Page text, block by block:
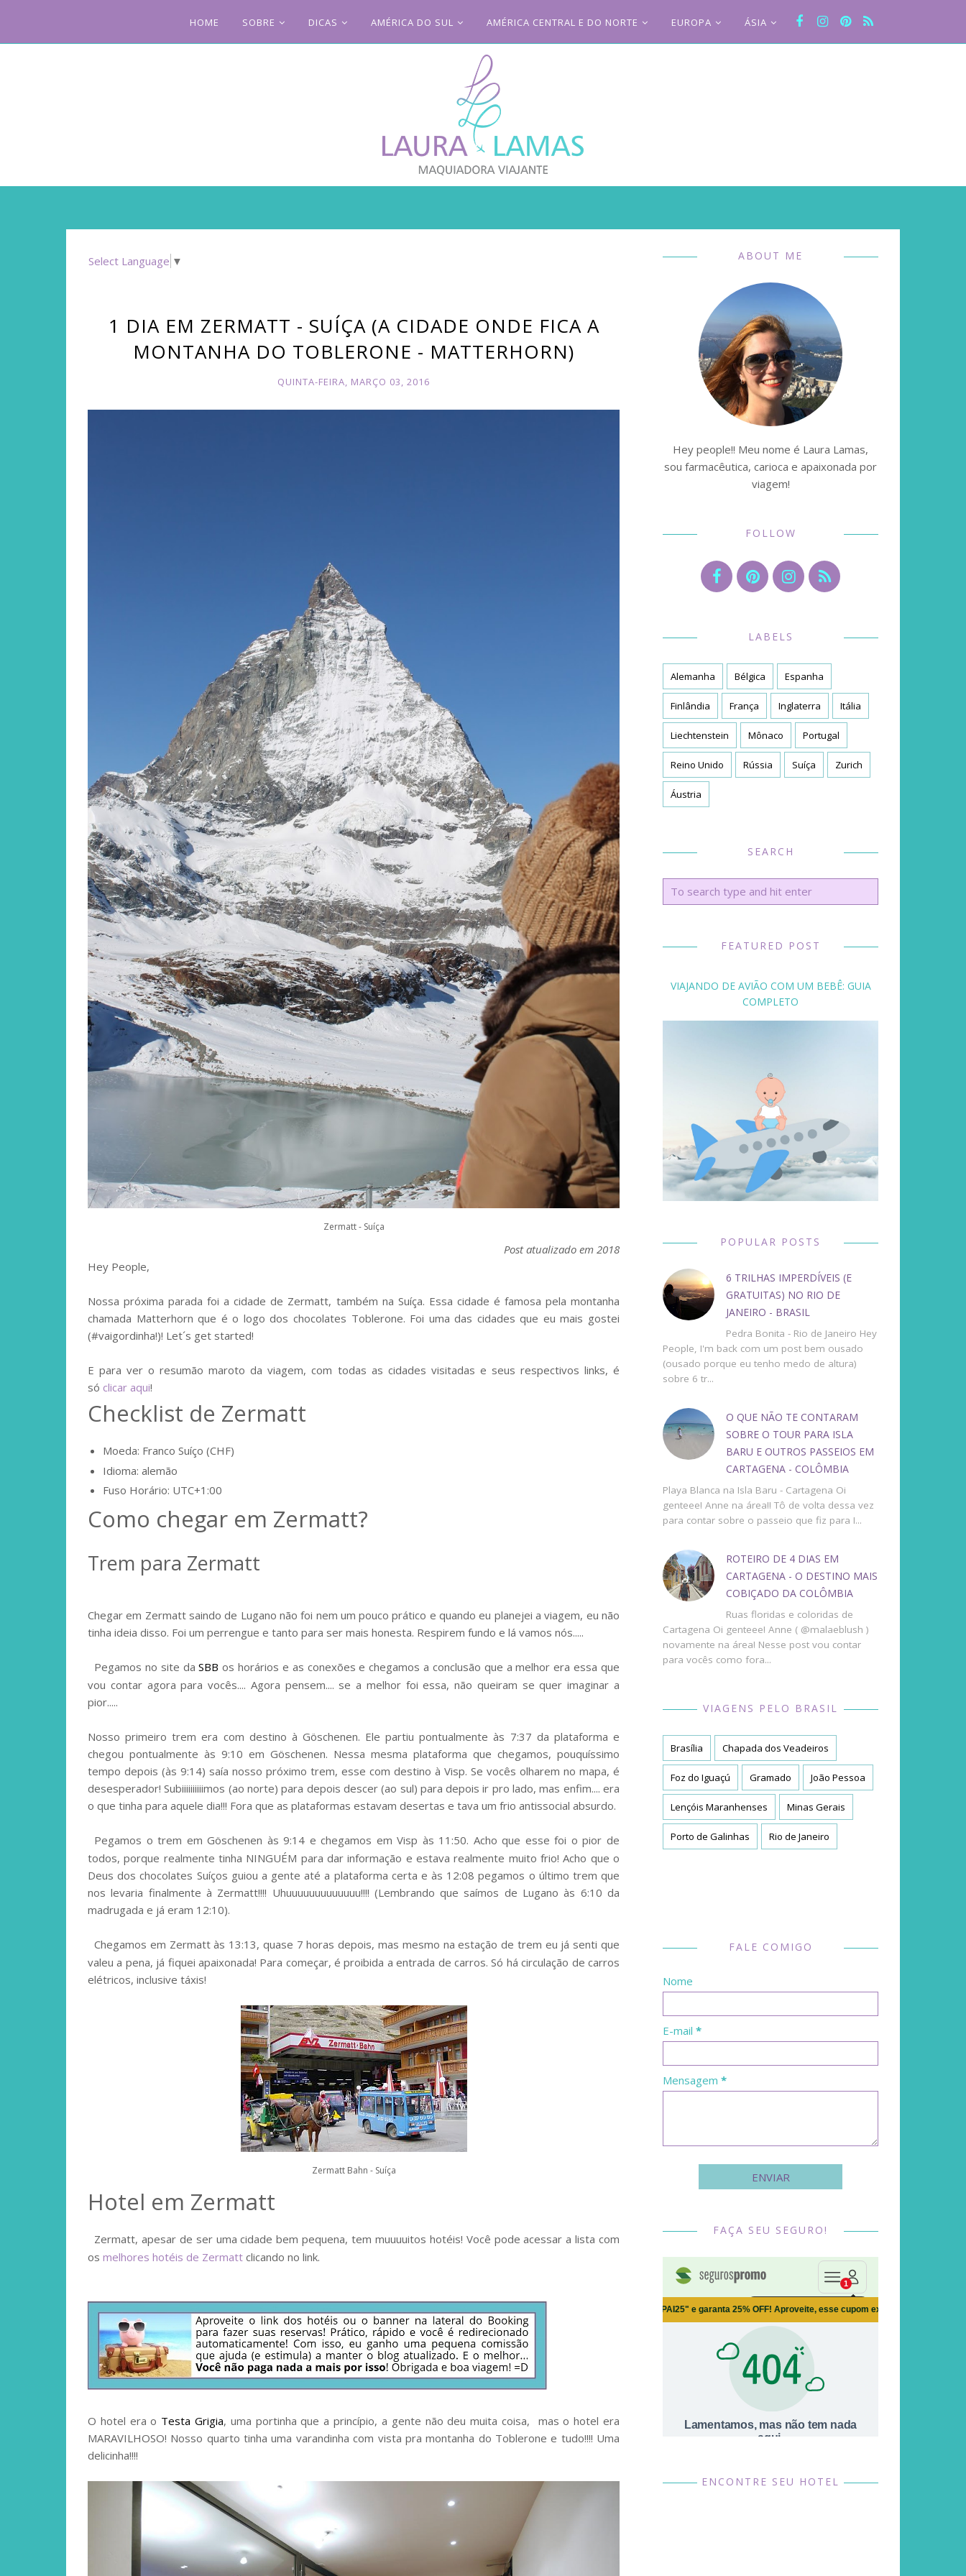
HOME SOBRE DICAS AMÉRICA DO SUL AMÉRICA CENTRAL E DO NORTE EUROPA ÁSIA
Select Language ▼
1 DIA EM ZERMATT - SUÍÇA (A CIDADE ONDE FICA A
MONTANHA DO TOBLERONE - MATTERHORN)
QUINTA-FEIRA, MARÇO 03, 2016
Zermatt - Suíça
Post atualizado em 2018
Hey People,
Nossa próxima parada foi a cidade de Zermatt, também na Suíça. Essa cidade é famosa pela montanha
chamada Matterhorn que é o logo dos chocolates Toblerone. Foi uma das cidades que eu mais gostei
(#vaigordinha!)! Let´s get started!
E para ver o resumão maroto da viagem, com todas as cidades visitadas e seus respectivos links, é
só clicar aqui!
Checklist de Zermatt
Moeda: Franco Suíço (CHF)
Idioma: alemão
Fuso Horário: UTC+1:00
Como chegar em Zermatt?
Trem para Zermatt
Chegar em Zermatt saindo de Lugano não foi nem um pouco prático e quando eu planejei a viagem, eu não
tinha ideia disso. Foi um perrengue e tanto para ser mais honesta. Respirem fundo e lá vamos nós.....
Pegamos no site daSBB os horários e as conexões e chegamos a conclusão que a melhor era essa que
vou contar agora para vocês.... Agora pensem.... se a melhor foi essa, não queiram se quer imaginar a
pior.....
Nosso primeiro trem era com destino à Göschenen. Ele partiu pontualmente às 7:37 da plataforma e
chegou pontualmente às 9:10 em Göschenen. Nessa mesma plataforma que chegamos, pouquíssimo
tempo depois (às 9:14) saía nosso próximo trem, esse com destino à Visp. Se vocês olharem no mapa, é
desesperador! Subiiiiiiiiiimos (ao norte) para depois descer (ao sul) para depois ir pro lado, mas enfim.... era
o que tinha para aquele dia!!! Fora que as plataformas estavam desertas e tava um frio antissocial absurdo.
Pegamos o trem em Göschenen às 9:14 e chegamos em Visp às 11:50. Acho que esse foi o pior de
todos, porque realmente tinha NINGUÉM para dar informação e estava realmente muito frio! Acho que o
Deus dos chocolates Suíços guiou a gente até a plataforma certa e às 12:08 pegamos o último trem que
nos levaria finalmente à Zermatt!!!! Uhuuuuuuuuuuuuu!!!! (Lembrando que saímos de Lugano às 6:10 da
madrugada e já eram 12:10).
Chegamos em Zermatt às 13:13, quase 7 horas depois, mas mesmo na estação de trem eu já senti que
valeu a pena, já fiquei apaixonada! Para começar, é proibida a entrada de carros. Só há circulação de carros
elétricos, inclusive táxis!
Zermatt Bahn - Suíça
Hotel em Zermatt
Zermatt, apesar de ser uma cidade bem pequena, tem muuuuitos hotéis! Você pode acessar a lista com
os melhores hotéis de Zermatt clicando no link.
O hotel era o Testa Grigia, uma portinha que a princípio, a gente não deu muita coisa,
mas o hotel era
MARAVILHOSO! Nosso quarto tinha uma varandinha com vista pra montanha do Toblerone e tudo!!!! Uma
delicinha!!!!
ABOUT ME
Hey people!! Meu nome é Laura Lamas,
sou farmacêutica, carioca e apaixonada por
viagem!
FOLLOW
LABELS
Alemanha Bélgica Espanha
Finlândia França Inglaterra Itália
Liechtenstein Mônaco Portugal
Reino Unido Rússia Suíça Zurich
Áustria
SEARCH
FEATURED POST
VIAJANDO DE AVIÃO COM UM BEBÊ: GUIA
COMPLETO
POPULAR POSTS
6 TRILHAS IMPERDÍVEIS (E
GRATUITAS) NO RIO DE
JANEIRO - BRASIL
Pedra Bonita - Rio de Janeiro Hey
People, I'm back com um post bem ousado
(ousado porque eu tenho medo de altura)
sobre 6 tr...
O QUE NÃO TE CONTARAM
SOBRE O TOUR PARA ISLA
BARU E OUTROS PASSEIOS EM
CARTAGENA - COLÔMBIA
Playa Blanca na Isla Baru - Cartagena Oi
genteee! Anne na área!! Tô de volta dessa vez
para contar sobre o passeio que fiz para I...
ROTEIRO DE 4 DIAS EM
CARTAGENA - O DESTINO MAIS
COBIÇADO DA COLÔMBIA
Ruas floridas e coloridas de
Cartagena Oi genteee! Anne ( @malaeblush )
novamente na área! Nesse post vou contar
para vocês como fora...
VIAGENS PELO BRASIL
Brasília Chapada dos Veadeiros
Foz do Iguaçú Gramado João Pessoa
Lençóis Maranhenses Minas Gerais
Porto de Galinhas Rio de Janeiro
FALE COMIGO
Nome
E-mail *
Mensagem *
FAÇA SEU SEGURO!
ENCONTRE SEU HOTEL